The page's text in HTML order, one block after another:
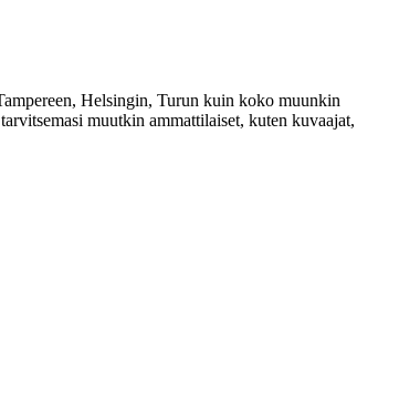
Helsingin, Turun kuin koko muunkin
muutkin ammattilaiset, kuten kuvaajat,